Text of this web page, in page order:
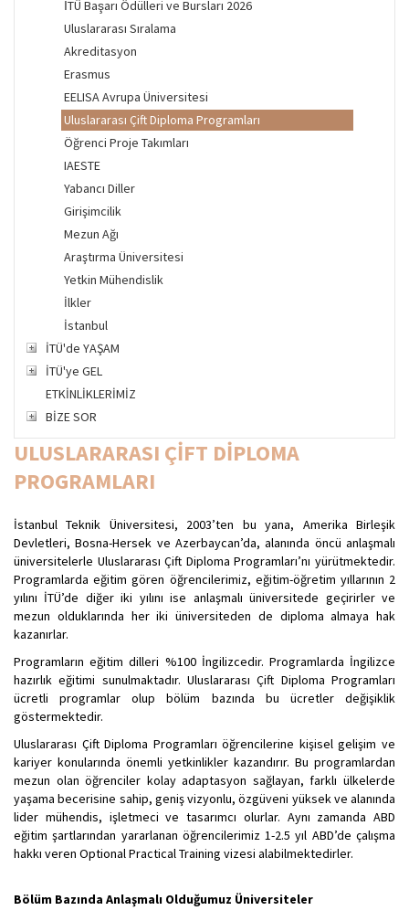
İTÜ Başarı Ödülleri ve Bursları 2026
Uluslararası Sıralama
Akreditasyon
Erasmus
EELISA Avrupa Üniversitesi
Uluslararası Çift Diploma Programları
Öğrenci Proje Takımları
IAESTE
Yabancı Diller
Girişimcilik
Mezun Ağı
Araştırma Üniversitesi
Yetkin Mühendislik
İlkler
İstanbul
İTÜ'de YAŞAM
İTÜ'ye GEL
ETKİNLİKLERİMİZ
BİZE SOR
ULUSLARARASI ÇİFT DİPLOMA
PROGRAMLARI
İstanbul Teknik Üniversitesi, 2003’ten bu yana, Amerika Birleşik
Devletleri, Bosna-Hersek ve Azerbaycan’da, alanında öncü anlaşmalı
üniversitelerle Uluslararası Çift Diploma Programları’nı yürütmektedir.
Programlarda eğitim gören öğrencilerimiz, eğitim-öğretim yıllarının 2
yılını İTÜ’de diğer iki yılını ise anlaşmalı üniversitede geçirirler ve
mezun olduklarında her iki üniversiteden de diploma almaya hak
kazanırlar.
Programların eğitim dilleri %100 İngilizcedir. Programlarda İngilizce
hazırlık eğitimi sunulmaktadır. Uluslararası Çift Diploma Programları
ücretli programlar olup bölüm bazında bu ücretler değişiklik
göstermektedir.
Uluslararası Çift Diploma Programları öğrencilerine kişisel gelişim ve
kariyer konularında önemli yetkinlikler kazandırır. Bu programlardan
mezun olan öğrenciler kolay adaptasyon sağlayan, farklı ülkelerde
yaşama becerisine sahip, geniş vizyonlu, özgüveni yüksek ve alanında
lider mühendis, işletmeci ve tasarımcı olurlar. Aynı zamanda ABD
eğitim şartlarından yararlanan öğrencilerimiz 1-2.5 yıl ABD’de çalışma
hakkı veren Optional Practical Training vizesi alabilmektedirler.
Bölüm Bazında Anlaşmalı Olduğumuz Üniversiteler